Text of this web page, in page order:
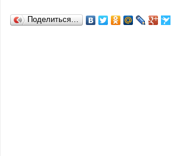
Поделиться…